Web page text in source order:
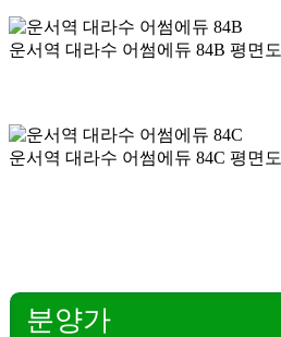
운서역 대라수 어썸에듀 84B 평면도
운서역 대라수 어썸에듀 84C 평면도
분양가